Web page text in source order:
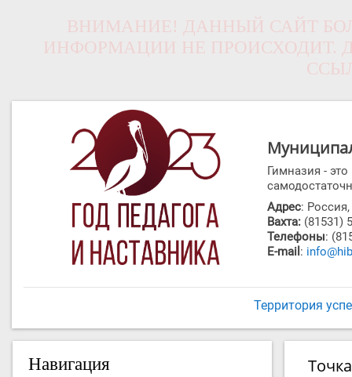
ВНИМАНИЕ! ДАННЫЙ САЙТ
ИНФОРМАЦИИ НЕ ПРОИСХОДИТ.
Гимназия -
Адрес:
Вахта: (81531)
Телефоны:
E-mail :
Территория
Навигация